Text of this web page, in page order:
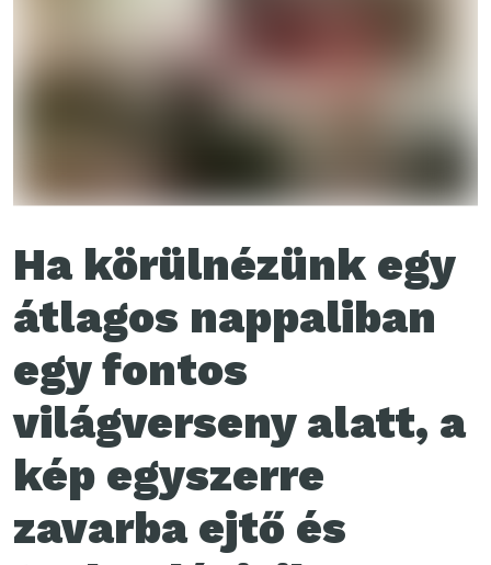
Ha körülnézünk egy
átlagos nappaliban
egy fontos
világverseny alatt, a
kép egyszerre
zavarba ejtő és